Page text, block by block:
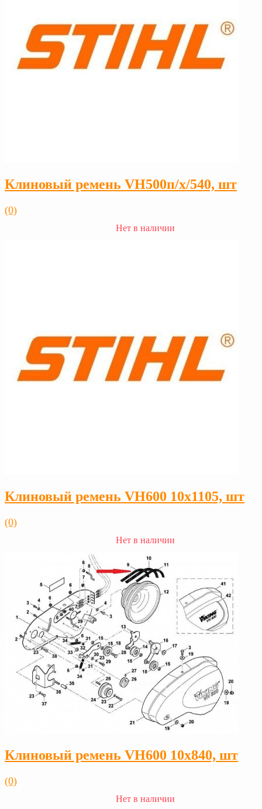
Клиновый ремень VH500п/х/540, шт
(0)
Нет в наличии
Клиновый ремень VH600 10х1105, шт
(0)
Нет в наличии
Клиновый ремень VH600 10х840, шт
(0)
Нет в наличии